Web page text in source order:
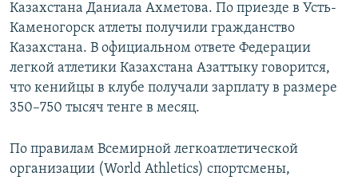
Казахстана Даниала Ахметова. По приезде в Усть-
Каменогорск атлеты получили гражданство
Казахстана. В официальном ответе Федерации
легкой атлетики Казахстана Азаттыку говорится,
что кенийцы в клубе получали зарплату в размере
350–750 тысяч тенге в месяц.
По правилам Всемирной легкоатлетической
организации (World Athletics) спортсмены,